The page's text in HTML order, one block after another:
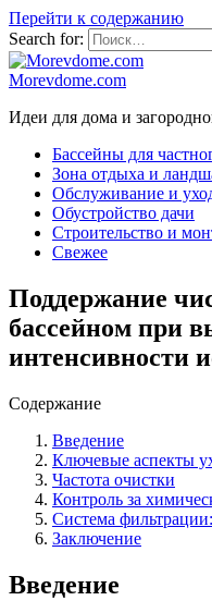
Перейти к содержанию
Search for:
Morevdome.com
Идеи для дома и
Бассейны для
Зона отдыха и
Обслуживание и
Обустройство дачи
Строительство и
Свежее
Поддержание
бассейном при
интенсивности
Содержание
Введение
Ключевые аспекты
Частота очистки
Контроль за
Система
Заключение
Введение